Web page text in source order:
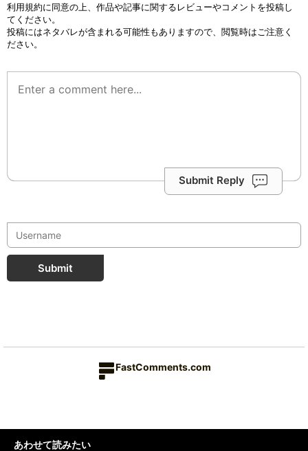
利用規約に同意の上、作品や記事に関するレビューやコメントを投稿し
てください。
投稿にはネタバレが含まれる可能性もありますので、閲覧時はご注意く
ださい。
Submit Reply
Submit
FastComments.com
あわせて読みたい